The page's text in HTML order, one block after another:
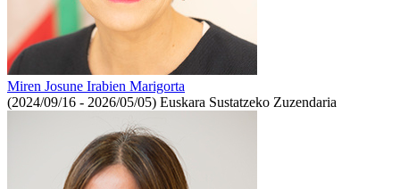
Miren Josune Irabien Marigorta
(2024/09/16 - 2026/05/05) Euskara Sustatzeko Zuzendaria